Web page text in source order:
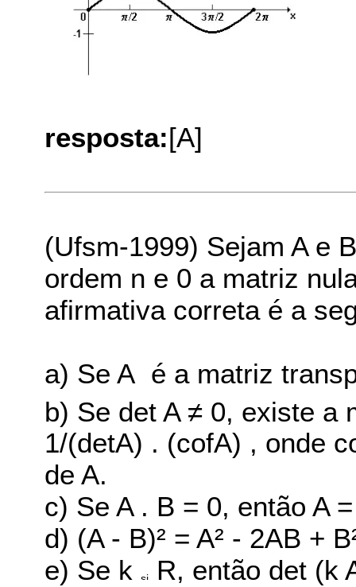
resposta:[A]
(Ufsm-1999) Sejam A e
ordem n e 0 a matriz
afirmativa correta é a
a) Se A é a matriz
b) Se det A ≠ 0, existe a
1/(detA) . (cofA) , onde
de A.
c) Se A . B = 0, então A
d) (A - B)² = A² - 2AB +
e) Se k R, então det (k